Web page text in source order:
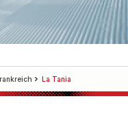
La Tania